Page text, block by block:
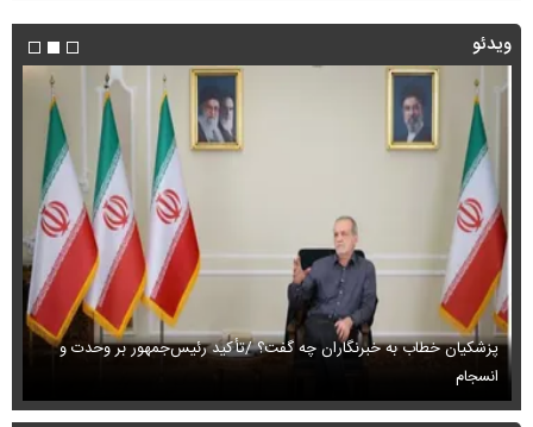
ویدئو
پزشکیان خطاب به خبرنگاران چه گفت؟ /تأکید رئیس‌جمهور بر وحدت و
انسجام